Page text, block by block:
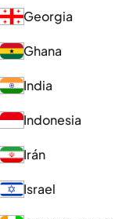
Georgia
Ghana
India
Indonesia
Irán
Israel